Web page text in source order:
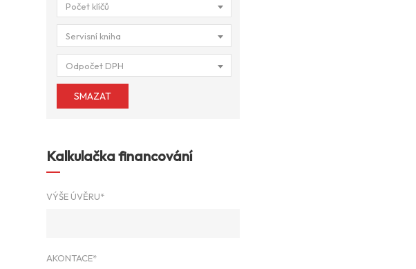
Počet klíčů
Servisní kniha
Odpočet DPH
SMAZAT
Kalkulačka financování
VÝŠE ÚVĚRU*
AKONTACE*